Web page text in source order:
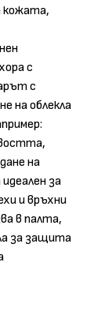
с
с
на облекла
на
за
и връхни
в палта,
за защита